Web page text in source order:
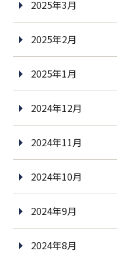
2025年3月
2025年2月
2025年1月
2024年12月
2024年11月
2024年10月
2024年9月
2024年8月